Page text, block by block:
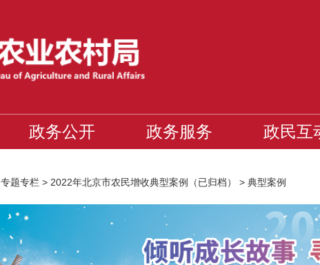
政务公开 政务服务 政民互
专题专栏 > 2022年北京市农民增收典型案例（已归档） > 典型案例